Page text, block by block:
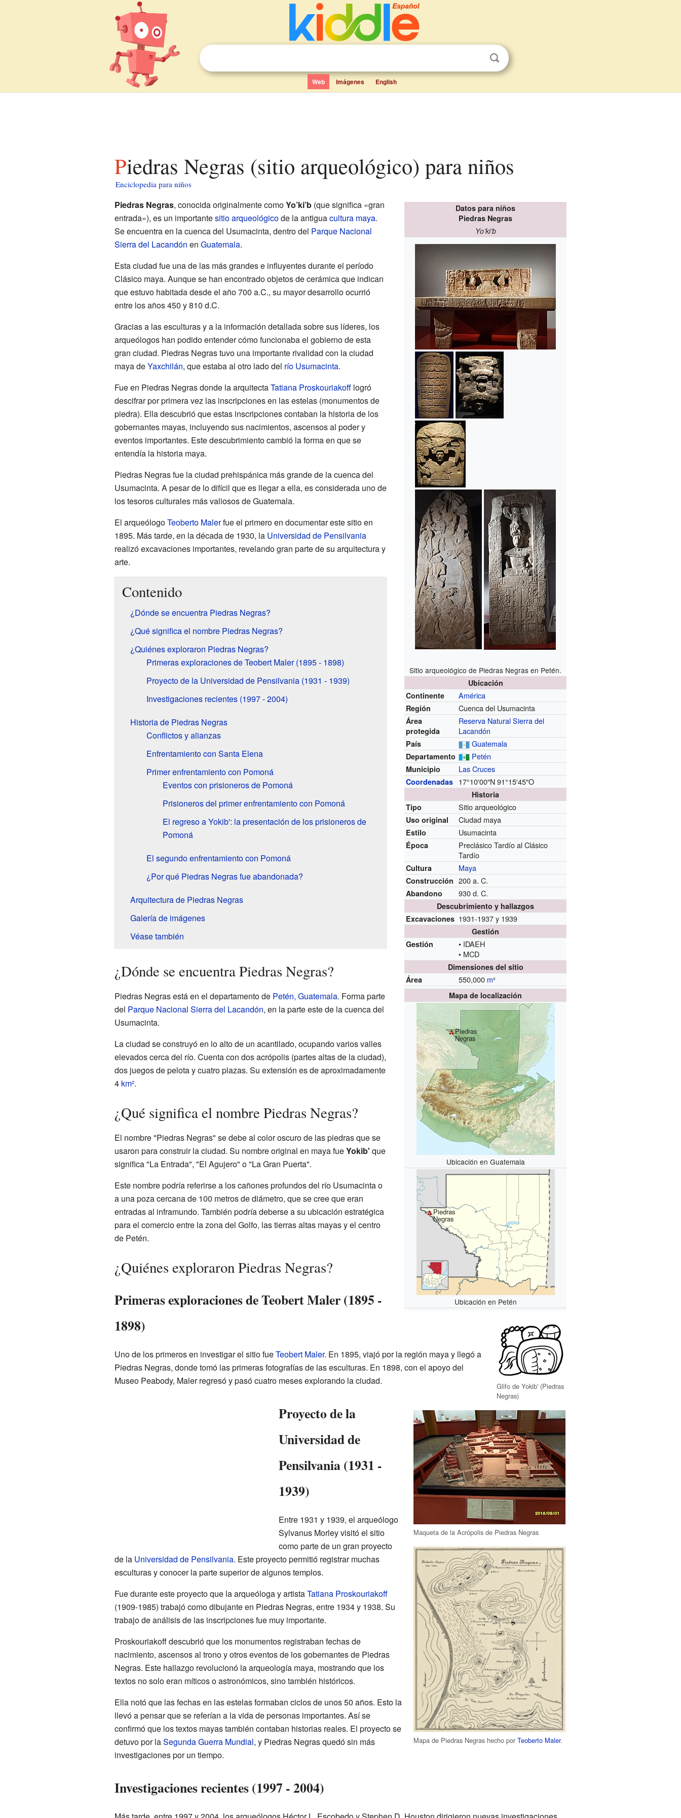
Web Imágenes English
Piedras Negras (sitio arqueológico) para niños
Enciclopedia para niños
Datos para niños
Piedras Negras
Yo’ki’b
Sitio arqueológico de Piedras Negras en Petén.
Ubicación
Continente
América
Región Cuenca del Usumacinta
Área
protegida
Reserva Natural Sierra del
Lacandón
País Guatemala
Departamento Petén
Municipio Las Cruces
Coordenadas 17°10′00″N 91°15′45″O
Historia
Tipo
Sitio arqueológico
Uso original Ciudad maya
Estilo Usumacinta
Época
Preclásico Tardío al Clásico
Tardío
Cultura Maya
Construcción 200 a. C.
Abandono 930 d. C.
Descubrimiento y hallazgos
Excavaciones 1931-1937 y 1939
Gestión
Gestión
• IDAEH
• MCD
Dimensiones del sitio
Área
550,000 m²
Mapa de localización
Piedras
Negras
Ubicación en Guatemala
Piedras
Negras
Ubicación en Petén
Piedras Negras, conocida originalmente comoYo’ki’b(que significa «gran
entrada»), es un importantesitio arqueológicode la antiguacultura maya.
Se encuentra en la cuenca del Usumacinta, dentro del Parque Nacional
Sierra del Lacandón en Guatemala.
Esta ciudad fue una de las más grandes e influyentes durante el período
Clásico maya. Aunque se han encontrado objetos de cerámica que indican
que estuvo habitada desde el año 700 a.C., su mayor desarrollo ocurrió
entre los años 450 y 810 d.C.
Gracias a las esculturas y a la información detallada sobre sus líderes, los
arqueólogos han podido entender cómo funcionaba el gobierno de esta
gran ciudad. Piedras Negras tuvo una importante rivalidad con la ciudad
maya deYaxchilán, que estaba al otro lado del río Usumacinta.
Glifo de Yokib' (Piedras
Negras)
Fue en Piedras Negras donde la arquitectaTatiana Proskouriakofflogró
descifrar por primera vez las inscripciones en las estelas (monumentos de
piedra). Ella descubrió que estas inscripciones contaban la historia de los
gobernantes mayas, incluyendo sus nacimientos, ascensos al poder y
eventos importantes. Este descubrimiento cambió la forma en que se
entendía la historia maya.
Piedras Negras fue la ciudad prehispánica más grande de la cuenca del
Usumacinta. A pesar de lo difícil que es llegar a ella, es considerada uno de
los tesoros culturales más valiosos de Guatemala.
El arqueólogoTeoberto Malerfue el primero en documentar este sitio en
1895. Más tarde, en la década de 1930, la Universidad de Pensilvania
realizó excavaciones importantes, revelando gran parte de su arquitectura y
arte.
Maqueta de la Acrópolis de Piedras Negras
Contenido
¿Dónde se encuentra Piedras Negras?
¿Qué significa el nombre Piedras Negras?
¿Quiénes exploraron Piedras Negras?
Primeras exploraciones de Teobert Maler (1895 - 1898)
Proyecto de la Universidad de Pensilvania (1931 - 1939)
Investigaciones recientes (1997 - 2004)
Historia de Piedras Negras
Conflictos y alianzas
Enfrentamiento con Santa Elena
Primer enfrentamiento con Pomoná
Eventos con prisioneros de Pomoná
Prisioneros del primer enfrentamiento con Pomoná
El regreso a Yokib': la presentación de los prisioneros de
Pomoná
El segundo enfrentamiento con Pomoná
¿Por qué Piedras Negras fue abandonada?
Arquitectura de Piedras Negras
Galería de imágenes
Véase también
¿Dónde se encuentra Piedras Negras?
Piedras Negras está en el departamento de Petén, Guatemala. Forma parte
del Parque Nacional Sierra del Lacandón, en la parte este de la cuenca del
Usumacinta.
La ciudad se construyó en lo alto de un acantilado, ocupando varios valles
elevados cerca del río. Cuenta con dos acrópolis (partes altas de la ciudad),
dos juegos de pelota y cuatro plazas. Su extensión es de aproximadamente
4 km².
¿Qué significa el nombre Piedras Negras?
El nombre "Piedras Negras" se debe al color oscuro de las piedras que se
usaron para construir la ciudad. Su nombre original en maya fueYokib' que
significa "La Entrada", "El Agujero" o "La Gran Puerta".
Este nombre podría referirse a los cañones profundos del río Usumacinta o
a una poza cercana de 100 metros de diámetro, que se cree que eran
entradas al inframundo. También podría deberse a su ubicación estratégica
para el comercio entre la zona del Golfo, las tierras altas mayas y el centro
de Petén.
¿Quiénes exploraron Piedras Negras?
Mapa de Piedras Negras hecho porTeoberto Maler.
Primeras exploraciones de Teobert Maler (1895 -
1898)
Uno de los primeros en investigar el sitio fueTeobert Maler. En 1895, viajó por la región maya y llegó a
Piedras Negras, donde tomó las primeras fotografías de las esculturas. En 1898, con el apoyo del
Museo Peabody, Maler regresó y pasó cuatro meses explorando la ciudad.
Proyecto de la
Universidad de
Pensilvania (1931 -
1939)
Entre 1931 y 1939, el arqueólogo
Sylvanus Morley visitó el sitio
como parte de un gran proyecto
de la Universidad de Pensilvania. Este proyecto permitió registrar muchas
esculturas y conocer la parte superior de algunos templos.
Fue durante este proyecto que la arqueóloga y artistaTatiana Proskouriakoff
(1909-1985) trabajó como dibujante en Piedras Negras, entre 1934 y 1938. Su
trabajo de análisis de las inscripciones fue muy importante.
Proskouriakoff descubrió que los monumentos registraban fechas de
nacimiento, ascensos al trono y otros eventos de los gobernantes de Piedras
Negras. Este hallazgo revolucionó la arqueología maya, mostrando que los
textos no solo eran míticos o astronómicos, sino también históricos.
Ella notó que las fechas en las estelas formaban ciclos de unos 50 años. Esto la
llevó a pensar que se referían a la vida de personas importantes. Así se
confirmó que los textos mayas también contaban historias reales. El proyecto se
detuvo por laSegunda Guerra Mundial, y Piedras Negras quedó sin más
investigaciones por un tiempo.
Investigaciones recientes (1997 - 2004)